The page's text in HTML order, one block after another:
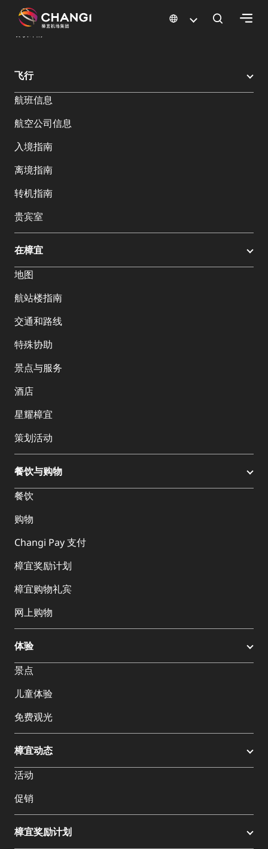
所
樟
宜
网
站:
选
择
言:
樟宜机场 樟宜机场餐饮与购物
餐饮指南：餐厅和美食 | 樟宜机场
飞行
航班信息
航空公司信息
入境指南
离境指南
转机指南
贵宾室
在樟宜
地图
航站楼指南
交通和路线
特殊协助
景点与服务
酒店
星耀樟宜
策划活动
餐饮与购物
餐饮
购物
Changi Pay 支付
樟宜奖励计划
樟宜购物礼宾
网上购物
体验
景点
儿童体验
免费观光
樟宜动态
活动
促销
樟宜奖励计划